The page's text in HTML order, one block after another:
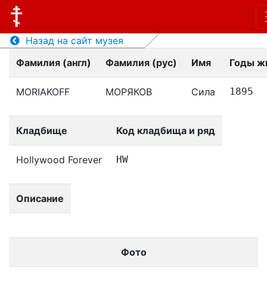
Назад на сайт музея
Фамилия (англ)
Фамилия (рус) Имя Годы
MORIAKOFF МОРЯКОВ Сила 1895
Кладбище Код кладбища и ряд
Hollywood Forever HW
Описание
Фото